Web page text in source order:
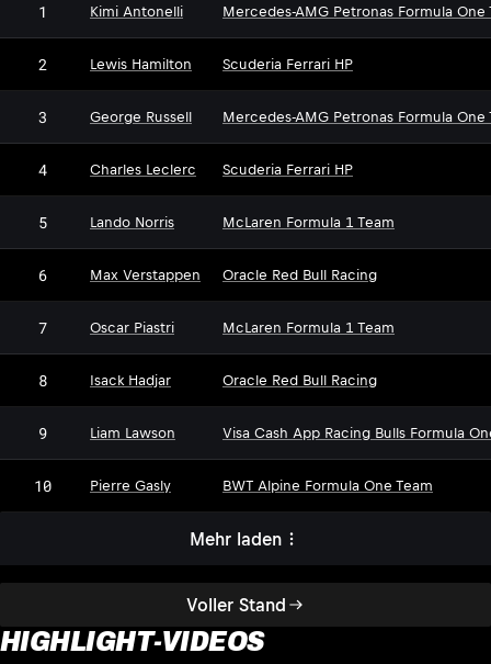
Voller Stand
1 Kimi Antonelli Mercedes-AMG Petronas Formula One
2 Lewis Hamilton Scuderia Ferrari HP
3 George Russell Mercedes-AMG Petronas Formula One
4 Charles Leclerc Scuderia Ferrari HP
5 Lando Norris McLaren Formula 1 Team
6 Max Verstappen Oracle Red Bull Racing
7 Oscar Piastri McLaren Formula 1 Team
8 Isack Hadjar Oracle Red Bull Racing
9 Liam Lawson Visa Cash App Racing Bulls Formula
10 Pierre Gasly BWT Alpine Formula One Team
Mehr laden
HIGHLIGHT-VIDEOS